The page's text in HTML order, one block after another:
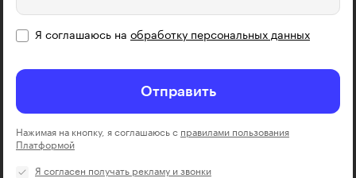
Я соглашаюсь на обработку персональных данных
Отправить
Нажимая на кнопку, я соглашаюсь с правилами пользования
Платформой
Я согласен получать рекламу и звонки